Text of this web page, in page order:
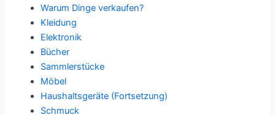
Warum Dinge verkaufen?
Kleidung
Elektronik
Bücher
Sammlerstücke
Möbel
Haushaltsgeräte (Fortsetzung)
Schmuck